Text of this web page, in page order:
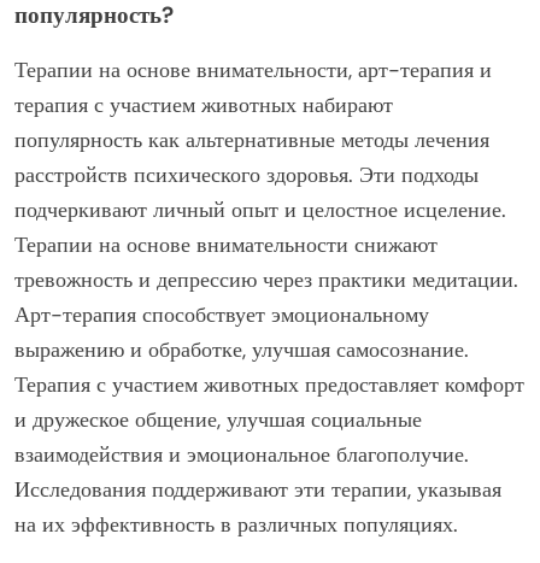
популярность?
Терапии на основе внимательности, арт-терапия и
терапия с участием животных набирают
популярность как альтернативные методы лечения
расстройств психического здоровья. Эти подходы
подчеркивают личный опыт и целостное исцеление.
Терапии на основе внимательности снижают
тревожность и депрессию через практики медитации.
Арт-терапия способствует эмоциональному
выражению и обработке, улучшая самосознание.
Терапия с участием животных предоставляет комфорт
и дружеское общение, улучшая социальные
взаимодействия и эмоциональное благополучие.
Исследования поддерживают эти терапии, указывая
на их эффективность в различных популяциях.